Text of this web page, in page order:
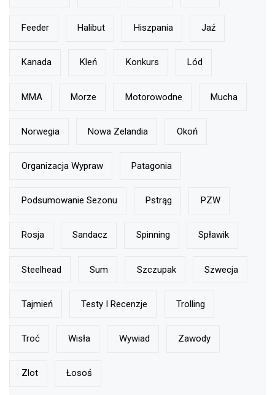
Feeder Halibut Hiszpania Jaź
Kanada Kleń Konkurs Lód
MMA Morze Motorowodne Mucha
Norwegia Nowa Zelandia Okoń
Organizacja Wypraw Patagonia
Podsumowanie Sezonu Pstrąg PZW
Rosja Sandacz Spinning Spławik
Steelhead Sum Szczupak Szwecja
Tajmień Testy I Recenzje Trolling
Troć Wisła Wywiad Zawody
Zlot Łosoś